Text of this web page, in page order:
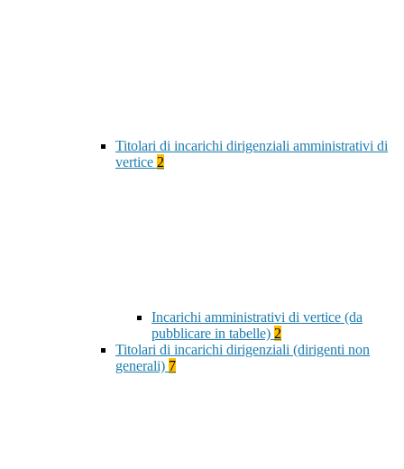
Titolari di incarichi dirigenziali amministrativi di
vertice 2
Incarichi amministrativi di vertice (da
pubblicare in tabelle) 2
Titolari di incarichi dirigenziali (dirigenti non
generali) 7